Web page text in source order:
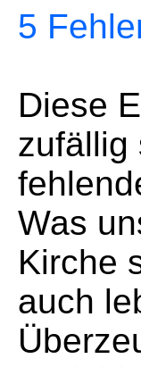
5
Diese
zufällig
Was
Kirche
auch